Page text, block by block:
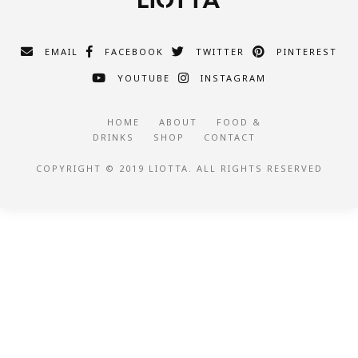
EMAIL FACEBOOK TWITTER PINTEREST
YOUTUBE INSTAGRAM
HOME ABOUT
FOOD &
DRINKS
SHOP CONTACT
COPYRIGHT © 2019 LIOTTA. ALL RIGHTS RESERVED